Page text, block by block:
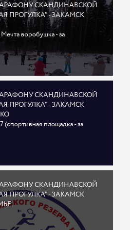
СКАНДИНАВСКОЙ
ПРОГУЛКА" - ЗАКАМСК
воробушка - за
СКАНДИНАВСКОЙ
ПРОГУЛКА" - ЗАКАМСК
(спортивная площадка - за
СКАНДИНАВСКОЙ
ПРОГУЛКА" - ЗАКАМСК